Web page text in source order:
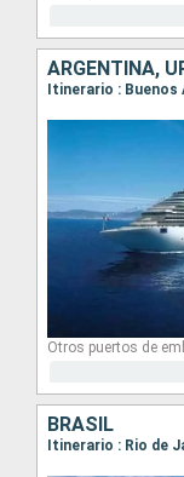
ARGENTINA,
Itinerario :
Otros puertos de
BRASIL
Itinerario : Rio de